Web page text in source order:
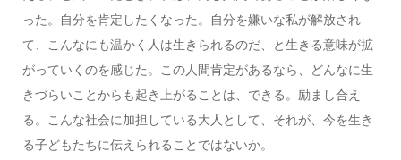
った。自分を肯定したくなった。自分を嫌いな私が解放され
て、こんなにも温かく人は生きられるのだ、と生きる意味が拡
がっていくのを感じた。この人間肯定があるなら、どんなに生
きづらいことからも起き上がることは、できる。励まし合え
る。こんな社会に加担している大人として、それが、今を生き
る子どもたちに伝えられることではないか。